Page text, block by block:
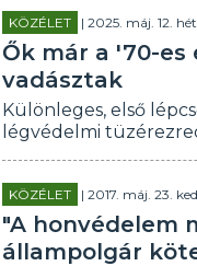
KÖZÉLET | 2025. máj. 12.
Ők már a '70-es
vadásztak
Különleges, első
légvédelmi
KÖZÉLET | 2017. máj. 23.
"A honvédelem
állampolgár